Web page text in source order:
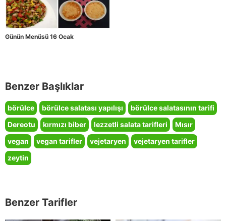
Günün Menüsü 16 Ocak
Benzer Başlıklar
börülce börülce salatası yapılışı
börülce salatasının tarifi
Dereotu
kırmızı biber lezzetli salata tarifleri
Mısır
vegan
vegan tarifler vejetaryen
vejetaryen tarifler
zeytin
Benzer Tarifler